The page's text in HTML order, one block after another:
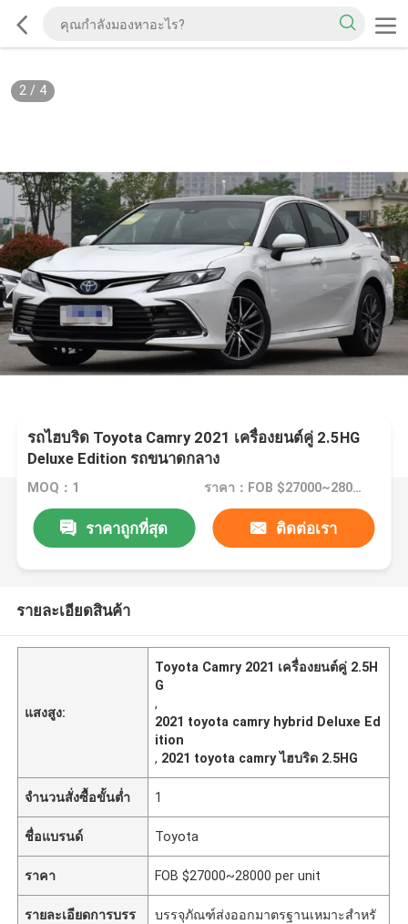
2/ 4
รถไฮบริด Toyota Camry 2021 เครื่องยนต์คู่ 2.5HG
Deluxe Edition รถขนาดกลาง
MOQ：1 ราคา：FOB $27000~28000 per unit
ราคาถูกที่สุด ติดต่อเรา
รายละเอียดสินค้า
แสงสูง:
Toyota Camry 2021 เครื่องยนต์คู่ 2.5H
G
,
2021 toyota camry hybrid Deluxe Ed
ition
, 2021 toyota camry ไฮบริด 2.5HG
จำนวนสั่งซื้อขั้นต่ำ 1
ชื่อแบรนด์ Toyota
ราคา FOB $27000~28000 per unit
รายละเอียดการบรร
บรรจุภัณฑ์ส่งออกมาตรฐานเหมาะสำหรั